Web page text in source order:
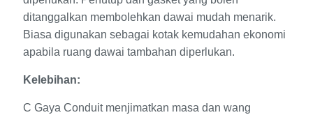
ditanggalkan membolehkan dawai mudah menarik.
Biasa digunakan sebagai kotak kemudahan ekonomi
apabila ruang dawai tambahan diperlukan.
Kelebihan:
C Gaya Conduit menjimatkan masa dan wang